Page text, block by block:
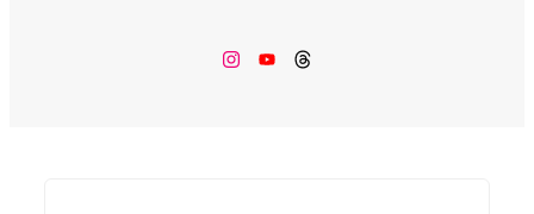
Instagram
YoutubeThreads